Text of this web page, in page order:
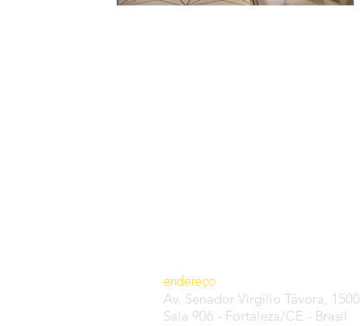
endereço
Av. Senador Virgílio Távora, 1500
Sala 906 - Fortaleza/CE - Brasil